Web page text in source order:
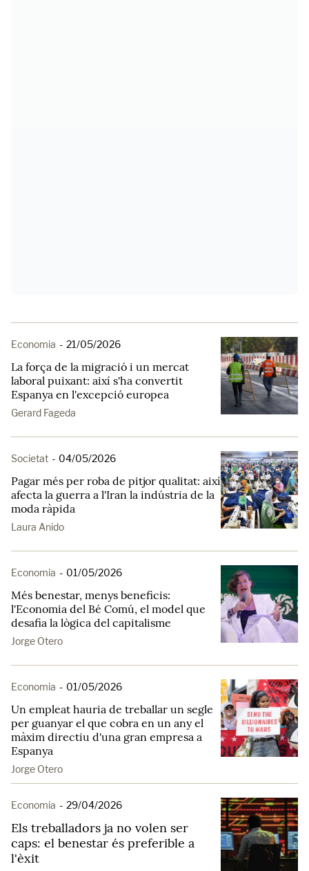
Economia - 21/05/2026
La força de la migració i un mercat
laboral puixant: així s'ha convertit
Espanya en l'excepció europea
Gerard Fageda
Societat - 04/05/2026
Pagar més per roba de pitjor qualitat: així
afecta la guerra a l'Iran la indústria de la
moda ràpida
Laura Anido
Economia - 01/05/2026
Més benestar, menys beneficis:
l'Economia del Bé Comú, el model que
desafia la lògica del capitalisme
Jorge Otero
Economia - 01/05/2026
Un empleat hauria de treballar un segle
per guanyar el que cobra en un any el
màxim directiu d'una gran empresa a
Espanya
Jorge Otero
Economia - 29/04/2026
Els treballadors ja no volen ser
caps: el benestar és preferible a
l'èxit